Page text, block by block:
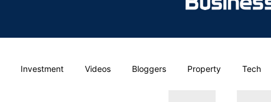
Investment Videos Bloggers Property Tech